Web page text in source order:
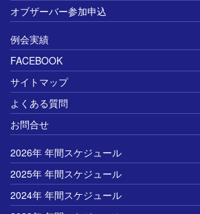
オブザーバー参加申込
例会実績
FACEBOOK
サイトマップ
よくある質問
お問合せ
2026年 年間スケジュール
2025年 年間スケジュール
2024年 年間スケジュール